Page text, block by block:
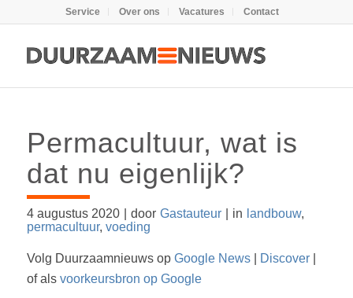
Service Over ons Vacatures Contact
Permacultuur, wat is
dat nu eigenlijk?
4 augustus 2020 door Gastauteur in landbouw,
permacultuur, voeding
Volg Duurzaamnieuws op Google News| Discover|
of als voorkeursbron op Google